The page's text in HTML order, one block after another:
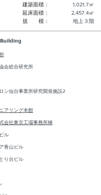
建築面積：
1,021.7㎡
延床面積：
2,457.4㎡
規 模：
地上３階
会総合研究所
ン仙台事業所研究開発施設2
アリング本館
会社東京工場事務所棟
ル
青山ビル
り台ビル